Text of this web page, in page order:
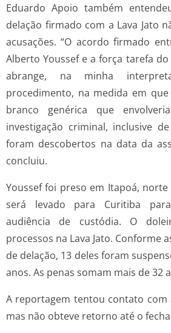
Eduardo Apoio também
delação firmado com a Lava Jato
acusações. “O acordo firmado
Alberto Youssef e a força tarefa
abrange, na minha
procedimento, na medida em
branco genérica que
investigação criminal, inclusive
foram descobertos na data da
concluiu.
Youssef foi preso em Itapoá, norte
será levado para Curitiba
audiência de custódia. O
processos na Lava Jato. Conforme
de delação, 13 deles foram
anos. As penas somam mais de 32
A reportagem tentou contato com
mas não obteve retorno até o